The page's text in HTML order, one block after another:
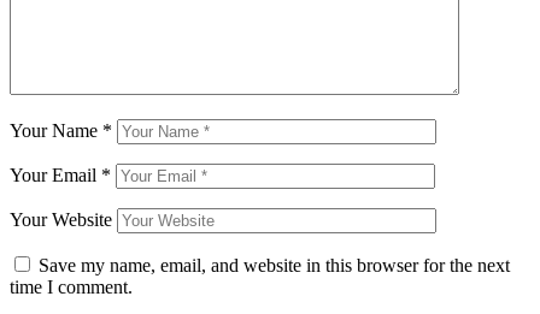
Your Name *
Your Email *
Your Website
Save my name, email, and website in this browser for the next
time I comment.